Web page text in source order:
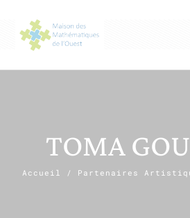
TOMA
Accueil / Partenaires